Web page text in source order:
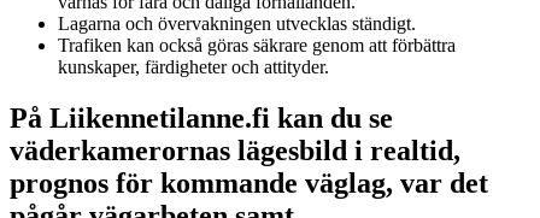
Lagarna och övervakningen utvecklas ständigt.
Trafiken kan också göras säkrare genom att förbättra
kunskaper, färdigheter och attityder.
På Liikennetilanne.fi kan du se
väderkamerornas lägesbild i realtid,
prognos för kommande väglag, var det